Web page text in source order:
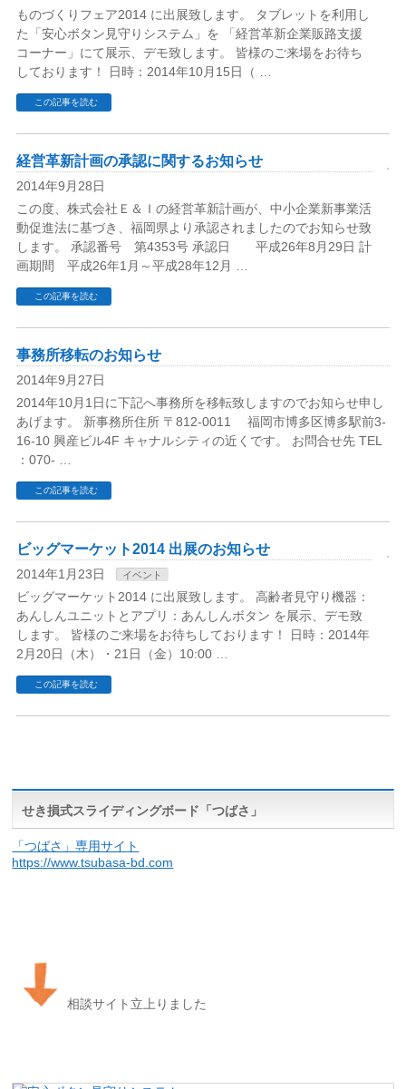
ものづくりフェア2014 に出展致します。 タブレットを利用し
た「安心ボタン見守りシステム」を 「経営革新企業販路支援
コーナー」にて展示、デモ致します。 皆様のご来場をお待ち
しております！ 日時：2014年10月15日（ …
この記事を読む
経営革新計画の承認に関するお知らせ
2014年9月28日
この度、株式会社Ｅ＆Ｉの経営革新計画が、中小企業新事業活
動促進法に基づき、福岡県より承認されましたのでお知らせ致
します。 承認番号 第4353号 承認日 平成26年8月29日 計
画期間 平成26年1月～平成28年12月 …
この記事を読む
事務所移転のお知らせ
2014年9月27日
2014年10月1日に下記へ事務所を移転致しますのでお知らせ申し
あげます。 新事務所住所 〒812-0011 福岡市博多区博多駅前3-
16-10 興産ビル4F キャナルシティの近くです。 お問合せ先 TEL
：070- …
この記事を読む
ビッグマーケット2014 出展のお知らせ
2014年1月23日 イベント
ビッグマーケット2014 に出展致します。 高齢者見守り機器：
あんしんユニットとアプリ：あんしんボタン を展示、デモ致
します。 皆様のご来場をお待ちしております！ 日時：2014年
2月20日（木）・21日（金）10:00 …
この記事を読む
せき損式スライディングボード「つばさ」
「つばさ」専用サイト
https://www.tsubasa-bd.com
相談サイト立上りました